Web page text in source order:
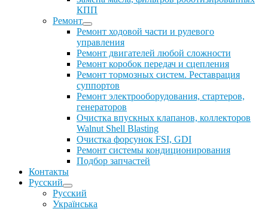
КПП
Ремонт
Ремонт ходовой части и рулевого
управления
Ремонт двигателей любой сложности
Ремонт коробок передач и сцепления
Ремонт тормозных систем. Реставрация
суппортов
Ремонт электрооборудования, стартеров,
генераторов
Очистка впускных клапанов, коллекторов
Walnut Shell Blasting
Очистка форсунок FSI, GDI
Ремонт системы кондиционирования
Подбор запчастей
Контакты
Русский
Русский
Українська